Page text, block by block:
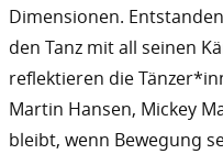
Dimensionen.
den Tanz mit all seinen
reflektieren die
Martin Hansen, Mickey
bleibt, wenn Bewegung